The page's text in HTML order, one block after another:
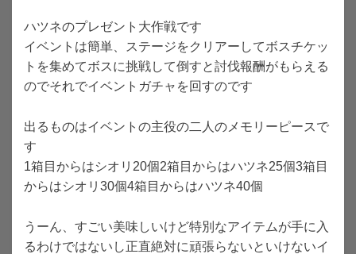
ハツネのプレゼント大作戦です
イベントは簡単、ステージをクリアーしてボスチケッ
トを集めてボスに挑戦して倒すと討伐報酬がもらえる
のでそれでイベントガチャを回すのです
出るものはイベントの主役の二人のメモリーピースで
す
1箱目からはシオリ20個2箱目からはハツネ25個3箱目
からはシオリ30個4箱目からはハツネ40個
うーん、すごい美味しいけど特別なアイテムが手に入
るわけではないし正直絶対に頑張らないといけないイ